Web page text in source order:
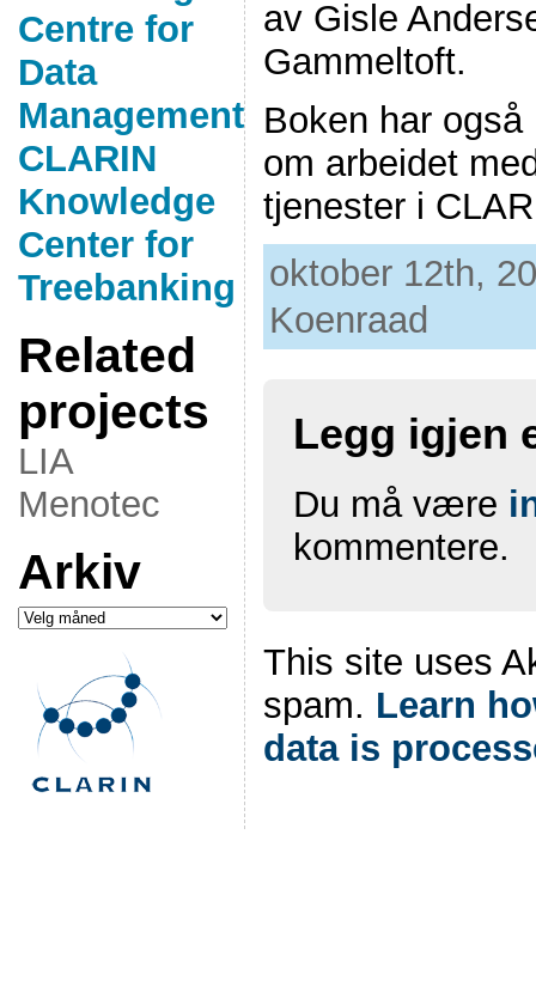
Centre for
Data
Management
CLARIN
Knowledge
Center for
Treebanking
Related
projects
LIA
Menotec
Arkiv
Arkiv
av Gisle
Gammeltoft.
Boken har
om arbeidet
tjenester i
oktober 12th,
Koenraad
Legg igjen
Du må være
kommentere.
This site uses
spam. Learn
data is